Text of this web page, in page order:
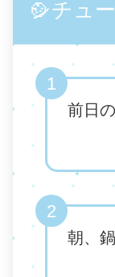
🍲
シチュ
1
前日
2
朝、